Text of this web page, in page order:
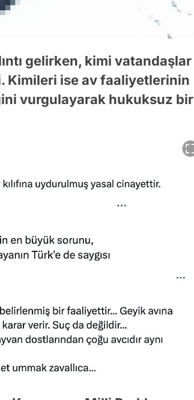
gelirken, kimi vatandaşlar
Kimileri ise av faaliyetlerinin
vurgulayarak hukuksuz bir